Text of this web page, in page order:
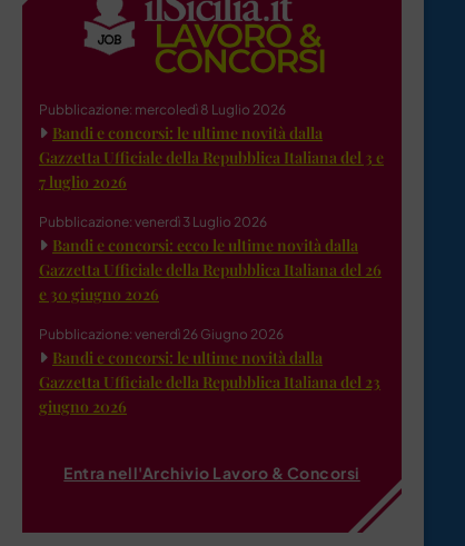
Pubblicazione: mercoledì 8 Luglio 2026
Bandi e concorsi: le ultime novità dalla
Gazzetta Ufficiale della Repubblica Italiana del 3 e
7 luglio 2026
Pubblicazione: venerdì 3 Luglio 2026
Bandi e concorsi: ecco le ultime novità dalla
Gazzetta Ufficiale della Repubblica Italiana del 26
e 30 giugno 2026
Pubblicazione: venerdì 26 Giugno 2026
Bandi e concorsi: le ultime novità dalla
Gazzetta Ufficiale della Repubblica Italiana del 23
giugno 2026
Entra nell'Archivio Lavoro & Concorsi